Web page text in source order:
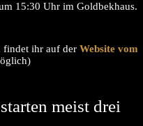
15:30 Uhr im Goldbekhaus.
findet ihr auf der Website vom
meist drei